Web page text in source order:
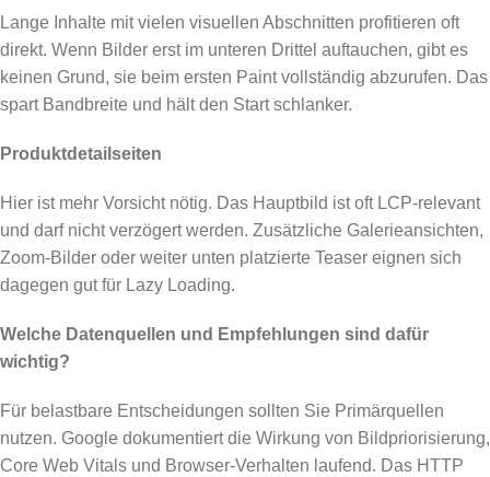
Lange Inhalte mit vielen visuellen Abschnitten profitieren oft
direkt. Wenn Bilder erst im unteren Drittel auftauchen, gibt es
keinen Grund, sie beim ersten Paint vollständig abzurufen. Das
spart Bandbreite und hält den Start schlanker.
Produktdetailseiten
Hier ist mehr Vorsicht nötig. Das Hauptbild ist oft LCP-relevant
und darf nicht verzögert werden. Zusätzliche Galerieansichten,
Zoom-Bilder oder weiter unten platzierte Teaser eignen sich
dagegen gut für Lazy Loading.
Welche Datenquellen und Empfehlungen sind dafür
wichtig?
Für belastbare Entscheidungen sollten Sie Primärquellen
nutzen. Google dokumentiert die Wirkung von Bildpriorisierung,
Core Web Vitals und Browser-Verhalten laufend. Das HTTP